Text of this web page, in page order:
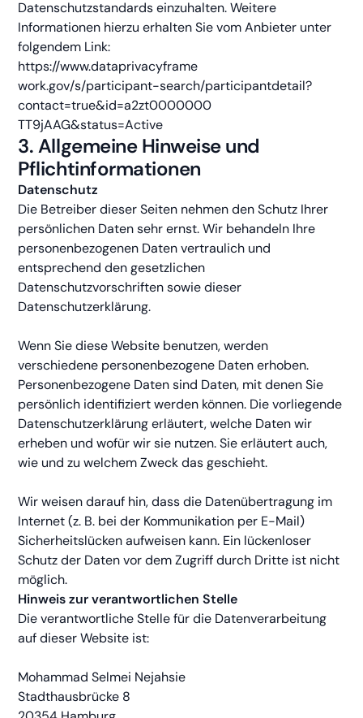
Datenschutzstandards einzuhalten. Weitere
Informationen hierzu erhalten Sie vom Anbieter unter
folgendem Link:
https://www.dataprivacyframe
work.gov/s/participant-search/participantdetail?
contact=true&id=a2zt0000000
TT9jAAG&status=Active
3. Allgemeine Hinweise und
Pflichtinformationen
Datenschutz
Die Betreiber dieser Seiten nehmen den Schutz Ihrer
persönlichen Daten sehr ernst. Wir behandeln Ihre
personenbezogenen Daten vertraulich und
entsprechend den gesetzlichen
Datenschutzvorschriften sowie dieser
Datenschutzerklärung.
Wenn Sie diese Website benutzen, werden
verschiedene personenbezogene Daten erhoben.
Personenbezogene Daten sind Daten, mit denen Sie
persönlich identifiziert werden können. Die vorliegende
Datenschutzerklärung erläutert, welche Daten wir
erheben und wofür wir sie nutzen. Sie erläutert auch,
wie und zu welchem Zweck das geschieht.
Wir weisen darauf hin, dass die Datenübertragung im
Internet (z. B. bei der Kommunikation per E-Mail)
Sicherheitslücken aufweisen kann. Ein lückenloser
Schutz der Daten vor dem Zugriff durch Dritte ist nicht
möglich.
Hinweis zur verantwortlichen Stelle
Die verantwortliche Stelle für die Datenverarbeitung
auf dieser Website ist:
Mohammad Selmei Nejahsie
Stadthausbrücke 8